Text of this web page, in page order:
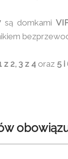
są domkami
z 2, 3 z 4 oraz 5 i